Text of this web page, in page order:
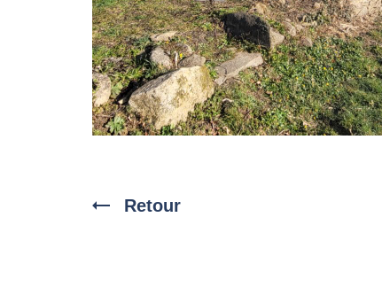
Retour